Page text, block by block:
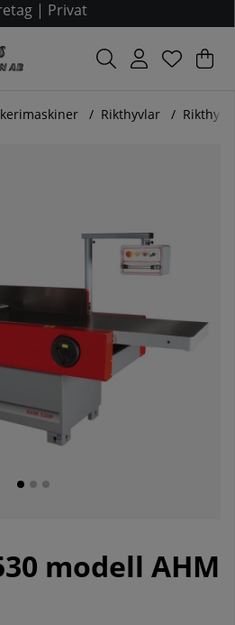
| Privat
.
Rikthyvlar
modell AHM